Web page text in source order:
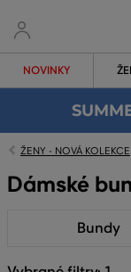
NOVINKY
ŽENY - NOVÁ KOLEKCE
Dámské
Bundy